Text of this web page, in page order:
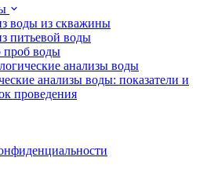
воды из скважины
питьевой воды
проб воды
анализы воды
анализы воды: показатели и
проведения